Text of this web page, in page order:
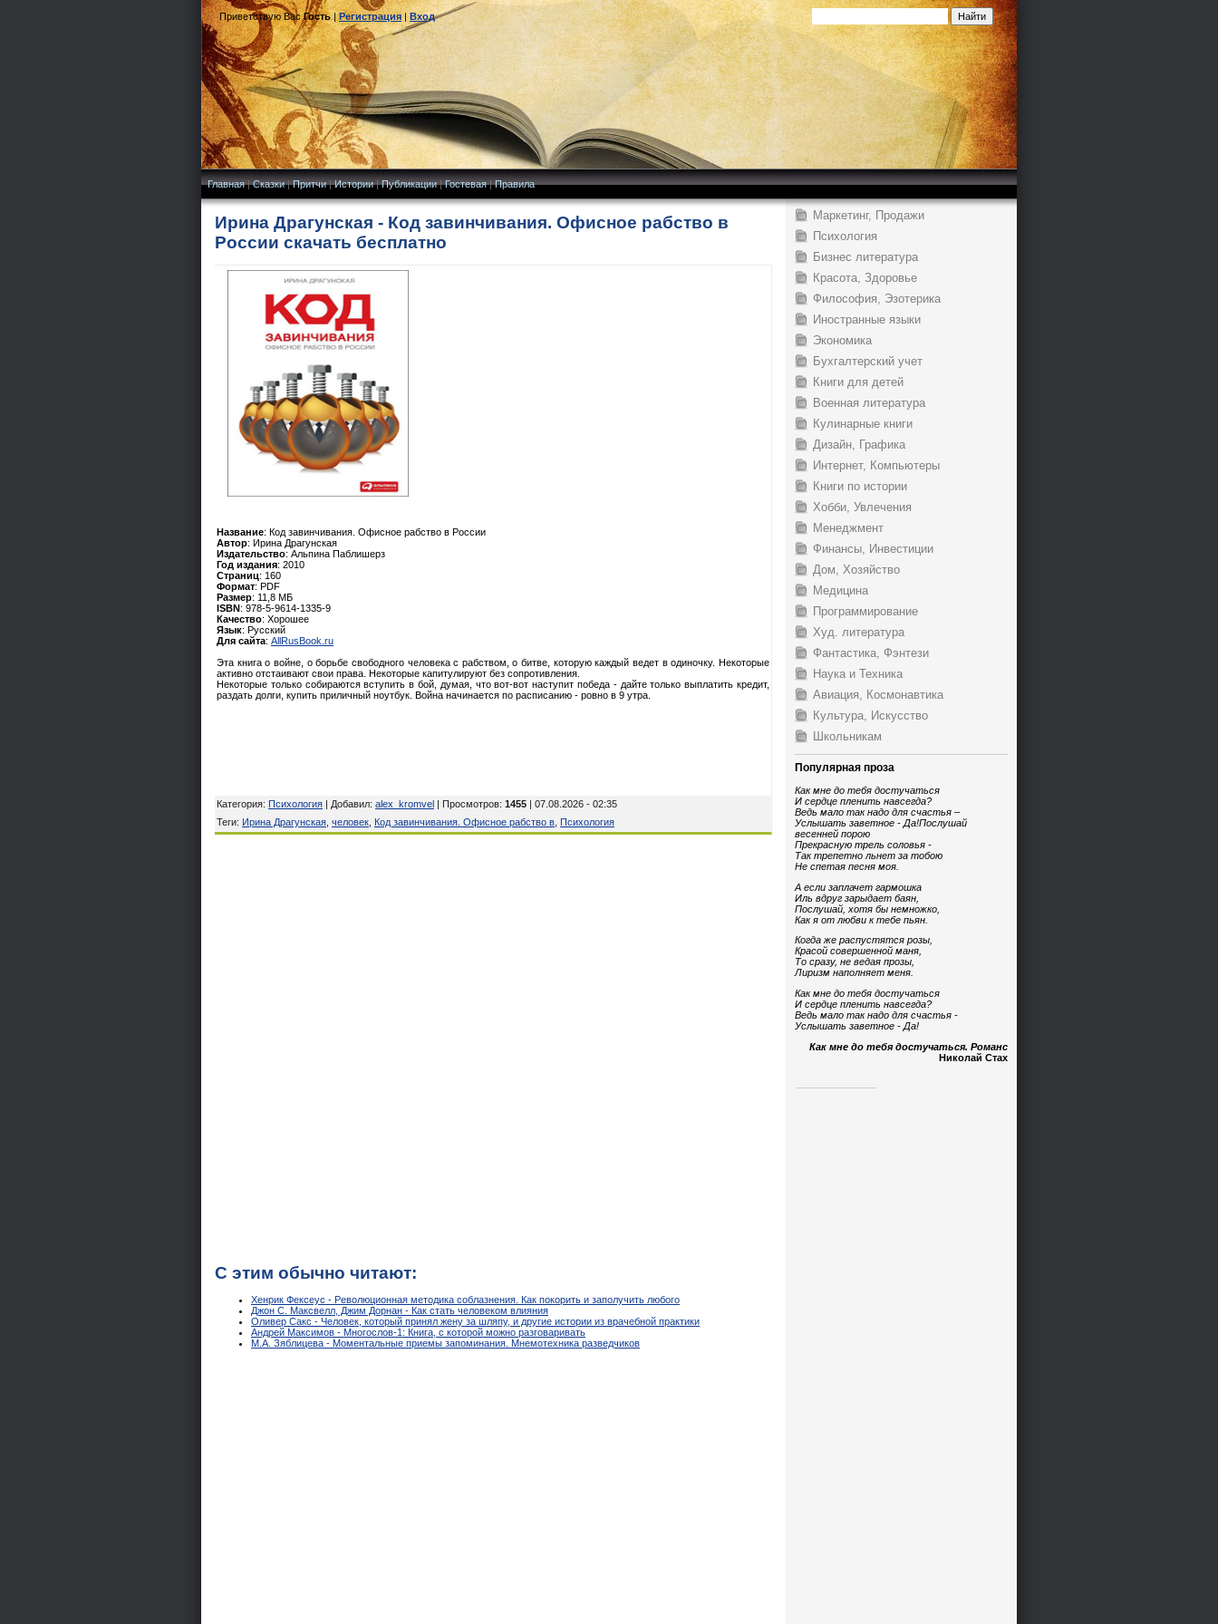
Приветствую Вас Гость|Регистрация|Вход
Главная|Сказки|Притчи|Истории|Публикации|Гостевая|Правила
Ирина Драгунская - Код завинчивания. Офисное рабство в
России скачать бесплатно
Название: Код завинчивания. Офисное рабство в России
Автор: Ирина Драгунская
Издательство: Альпина Паблишерз
Год издания: 2010
Страниц: 160
Формат: PDF
Размер: 11,8 МБ
ISBN: 978-5-9614-1335-9
Качество: Хорошее
Язык: Русский
Для сайта: AllRusBook.ru
Эта книга о войне, о борьбе свободного человека с рабством, о битве, которую каждый ведет в одиночку. Некоторые
активно отстаивают свои права. Некоторые капитулируют без сопротивления.
Некоторые только собираются вступить в бой, думая, что вот-вот наступит победа - дайте только выплатить кредит,
раздать долги, купить приличный ноутбук. Война начинается по расписанию - ровно в 9 утра.
Категория: Психология | Добавил: alex_kromvel | Просмотров: 1455 | 07.08.2026 - 02:35
Теги: Ирина Драгунская человек Код завинчивания. Офисное рабство в Психология
С этим обычно читают:
Хенрик Фексеус - Революционная методика соблазнения. Как покорить и заполучить любого
Джон С. Максвелл, Джим Дорнан - Как стать человеком влияния
Оливер Сакс - Человек, который принял жену за шляпу, и другие истории из врачебной практики
Андрей Максимов - Многослов-1: Книга, с которой можно разговаривать
М.А. Зяблицева - Моментальные приемы запоминания. Мнемотехника разведчиков
Маркетинг, Продажи
Психология
Бизнес литература
Красота, Здоровье
Философия, Эзотерика
Иностранные языки
Экономика
Бухгалтерский учет
Книги для детей
Военная литература
Кулинарные книги
Дизайн, Графика
Интернет, Компьютеры
Книги по истории
Хобби, Увлечения
Менеджмент
Финансы, Инвестиции
Дом, Хозяйство
Медицина
Программирование
Худ. литература
Фантастика, Фэнтези
Наука и Техника
Авиация, Космонавтика
Культура, Искусство
Школьникам
Популярная проза
Как мне до тебя достучаться
И сердце пленить навсегда?
Ведь мало так надо для счастья –
Услышать заветное - Да!Послушай
весенней порою
Прекрасную трель соловья -
Так трепетно льнет за тобою
Не спетая песня моя.
А если заплачет гармошка
Иль вдруг зарыдает баян,
Послушай, хотя бы немножко,
Как я от любви к тебе пьян.
Когда же распустятся розы,
Красой совершенной маня,
То сразу, не ведая прозы,
Лиризм наполняет меня.
Как мне до тебя достучаться
И сердце пленить навсегда?
Ведь мало так надо для счастья -
Услышать заветное - Да!
Как мне до тебя достучаться. Романс
Николай Стах